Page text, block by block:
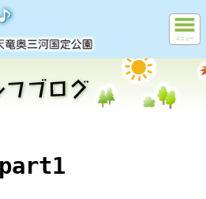
メニュー